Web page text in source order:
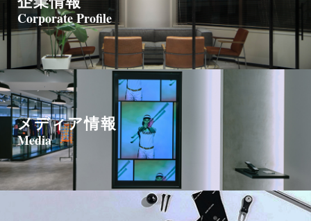
Corporate Profile
メディア情報
Media